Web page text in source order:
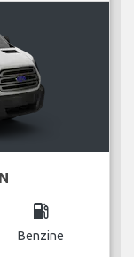
local_gas_station
Benzine